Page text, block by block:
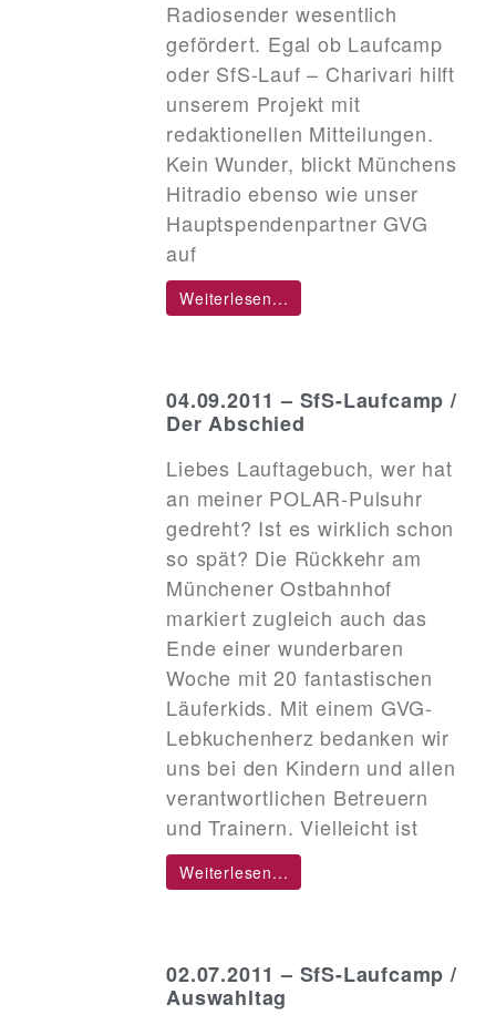
Radiosender wesentlich
gefördert. Egal ob Laufcamp
oder SfS-Lauf – Charivari hilft
unserem Projekt mit
redaktionellen Mitteilungen.
Kein Wunder, blickt Münchens
Hitradio ebenso wie unser
Hauptspendenpartner GVG
auf
Weiterlesen...
04.09.2011 – SfS-Laufcamp /
Der Abschied
Liebes Lauftagebuch, wer hat
an meiner POLAR-Pulsuhr
gedreht? Ist es wirklich schon
so spät? Die Rückkehr am
Münchener Ostbahnhof
markiert zugleich auch das
Ende einer wunderbaren
Woche mit 20 fantastischen
Läuferkids. Mit einem GVG-
Lebkuchenherz bedanken wir
uns bei den Kindern und allen
verantwortlichen Betreuern
und Trainern. Vielleicht ist
Weiterlesen...
02.07.2011 – SfS-Laufcamp /
Auswahltag